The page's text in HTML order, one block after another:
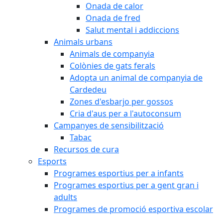
Onada de calor
Onada de fred
Salut mental i addiccions
Animals urbans
Animals de companyia
Colònies de gats ferals
Adopta un animal de companyia de
Cardedeu
Zones d'esbarjo per gossos
Cria d'aus per a l'autoconsum
Campanyes de sensibilització
Tabac
Recursos de cura
Esports
Programes esportius per a infants
Programes esportius per a gent gran i
adults
Programes de promoció esportiva escolar